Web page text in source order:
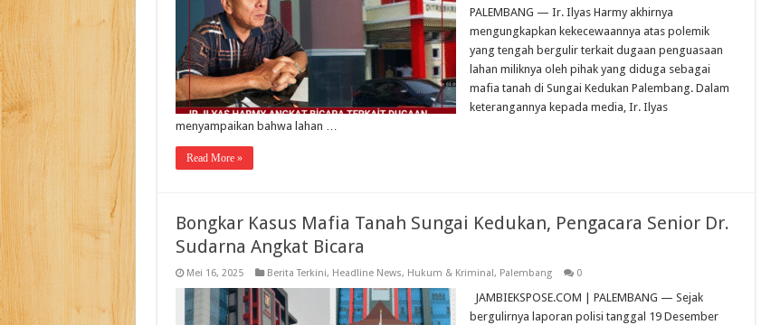
PALEMBANG — Ir. Ilyas Harmy akhirnya
mengungkapkan kekecewaannya atas polemik
yang tengah bergulir terkait dugaan penguasaan
lahan miliknya oleh pihak yang diduga sebagai
mafia tanah di Sungai Kedukan Palembang. Dalam
keterangannya kepada media, Ir. Ilyas
menyampaikan bahwa lahan …
Read More »
Bongkar Kasus Mafia Tanah Sungai Kedukan, Pengacara Senior Dr.
Sudarna Angkat Bicara
Mei 16, 2025 Berita Terkini, Headline News, Hukum & Kriminal , Palembang 0
JAMBIEKSPOSE.COM | PALEMBANG — Sejak
bergulirnya laporan polisi tanggal 19 Desember